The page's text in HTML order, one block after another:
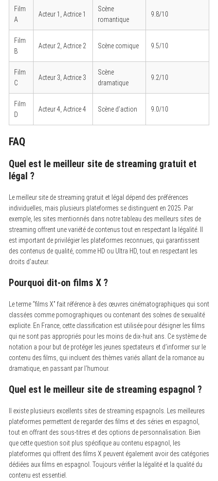
Film
A
Acteur 1, Actrice 1
Scène
romantique
9.8/10
Film
B
Acteur 2, Actrice 2 Scène comique 9.5/10
Film
C
Acteur 3, Actrice 3
Scène
dramatique
9.2/10
Film
D
Acteur 4, Actrice 4 Scène d’action 9.0/10
FAQ
Quel est le meilleur site de streaming gratuit et
légal ?
Le meilleur site de streaming gratuit et légal dépend des préférences
individuelles, mais plusieurs plateformes se distinguent en 2025. Par
exemple, les sites mentionnés dans notre tableau des meilleurs sites de
streaming offrent une variété de contenus tout en respectant la légalité. Il
est important de privilégier les plateformes reconnues, qui garantissent
des contenus de qualité, comme HD ou Ultra HD, tout en respectant les
droits d’auteur.
Pourquoi dit-on films X ?
Le terme “films X” fait référence à des œuvres cinématographiques qui sont
classées comme pornographiques ou contenant des scènes de sexualité
explicite. En France, cette classification est utilisée pour désigner les films
qui ne sont pas appropriés pour les moins de dix-huit ans. Ce système de
notation a pour but de protéger les jeunes spectateurs et d’informer sur le
contenu des films, qui incluent des thèmes variés allant de la romance au
dramatique, en passant par l’humour.
Quel est le meilleur site de streaming espagnol ?
Il existe plusieurs excellents sites de streaming espagnols. Les meilleures
plateformes permettent de regarder des films et des séries en espagnol,
tout en offrant des sous-titres et des options de personnalisation. Bien
que cette question soit plus spécifique au contenu espagnol, les
plateformes qui offrent des films X peuvent également avoir des catégories
dédiées aux films en espagnol. Toujours vérifier la légalité et la qualité du
contenu est essentiel.
r